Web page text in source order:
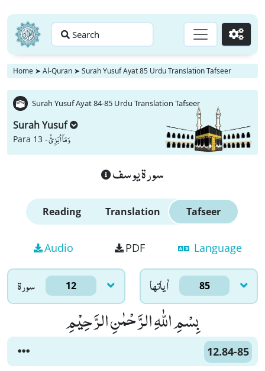
Search Go
Home ➤ Al-Quran ➤ Surah Yusuf Ayat 85 Urdu Translation Tafseer
Surah Yusuf Ayat 84-85 Urdu Translation Tafseer
Surah Yusuf
Para 13 -وَ مَاۤ اُبَرِّئُ
سورة يوسف
Reading Translation Tafseer
Audio PDF Language
سورۃ 12 اٰياتها 85
بِسْمِ اللّٰهِ الرَّحْمٰنِ الرَّحِیْمِ
12.84-85